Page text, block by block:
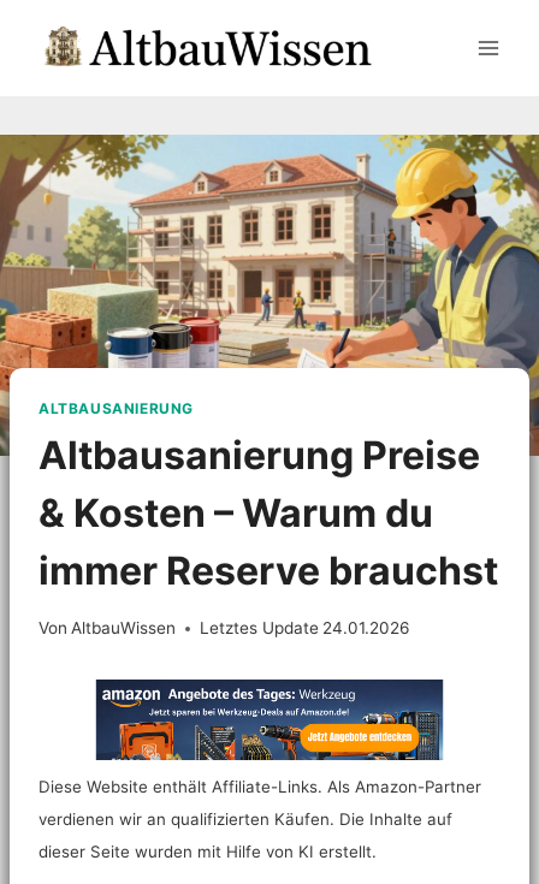
Inhalt
ALTBAUSANIERUNG
Altbausanierung Preise
& Kosten – Warum du
immer Reserve brauchst
Von AltbauWissen Letztes Update 24.01.2026
Diese Website enthält Affiliate-Links. Als Amazon-Partner
verdienen wir an qualifizierten Käufen. Die Inhalte auf
dieser Seite wurden mit Hilfe von KI erstellt.